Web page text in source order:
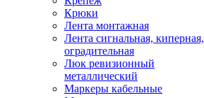
Крюки
Лента монтажная
Лента сигнальная, киперная,
оградительная
Люк ревизионный
металлический
Маркеры кабельные